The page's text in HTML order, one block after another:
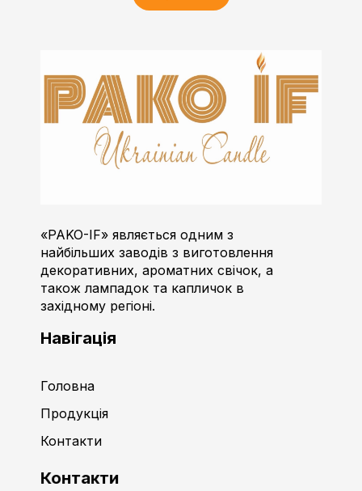
«PAKO-IF» являється одним з
найбільших заводів з виготовлення
декоративних, ароматних свічок, а
також лампадок та капличок в
західному регіоні.
Навігація
Головна
Продукція
Контакти
Контакти